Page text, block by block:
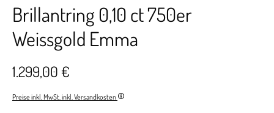
Brillantring 0,10 ct 750er
Weissgold Emma
1.299,00 €
Preise inkl. MwSt. inkl. Versandkosten